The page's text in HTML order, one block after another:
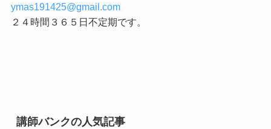
ymas191425@gmail.com
２４時間３６５日不定期です。
講師バンクの人気記事